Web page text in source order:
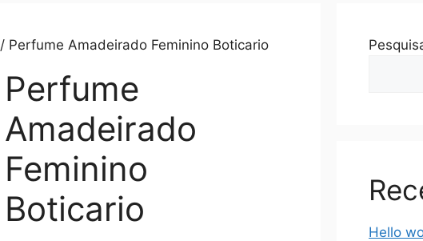
/ Perfume Amadeirado Feminino Boticario
Perfume
Amadeirado
Feminino
Boticario
Hello